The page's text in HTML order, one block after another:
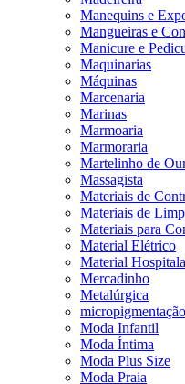
Manequins e
Mangueiras e
Manicure e
Maquinarias
Máquinas
Marcenaria
Marinas
Marmoaria
Marmoraria
Martelinho de
Massagista
Materiais de
Materiais de
Materiais para
Material Elétrico
Material
Mercadinho
Metalúrgica
micropigmentação
Moda Infantil
Moda Íntima
Moda Plus Size
Moda Praia